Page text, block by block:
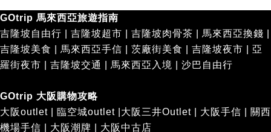
GOtrip 馬來西亞旅遊指南
吉隆坡自由行
吉隆坡超市 吉隆坡肉骨茶 馬來西亞換錢
吉隆坡美食
馬來西亞手信 茨廠街美食 吉隆坡夜市
亞
羅街夜市
吉隆坡交通 馬來西亞入境 沙巴自由行
GOtrip 大阪購物攻略
大阪outlet
臨空城outlet 大阪三井Outlet 大阪手信
關西
機場手信
大阪潮牌 大阪中古店